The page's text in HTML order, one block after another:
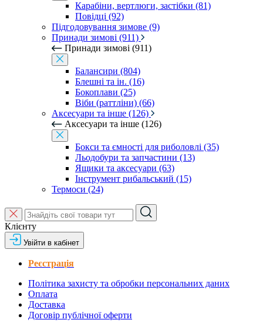
Карабіни, вертлюги, застібки (81)
Повідці (92)
Підгодовування зимове (9)
Принади зимові (911)
Принади зимові (911)
Балансири (804)
Блешні та ін. (16)
Бокоплави (25)
Віби (раттліни) (66)
Аксесуари та інше (126)
Аксесуари та інше (126)
Бокси та ємності для риболовлі (35)
Льодобури та запчастини (13)
Ящики та аксесуари (63)
Інструмент рибальський (15)
Термоси (24)
Клієнту
Увійти в кабінет
Реєстрація
Політика захисту та обробки персональних даних
Оплата
Доставка
Договір публічної оферти